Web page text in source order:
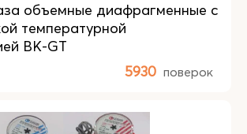
объемные диафрагменные с
температурной
ВК-GT
5930 поверок